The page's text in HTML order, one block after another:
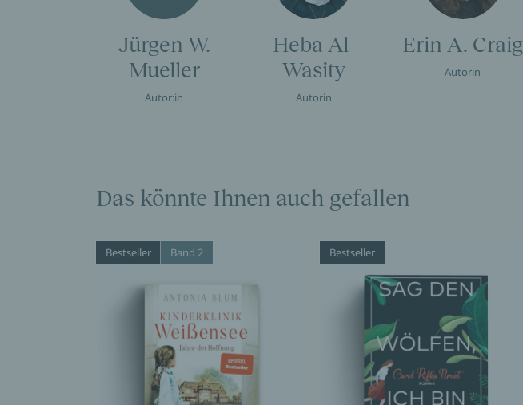
Jürgen W.
Mueller
Autor:in
Heba Al-
Wasity
Autorin
Erin A. Craig
Autorin
Das könnte Ihnen auch gefallen
Bestseller Band 2 Bestseller